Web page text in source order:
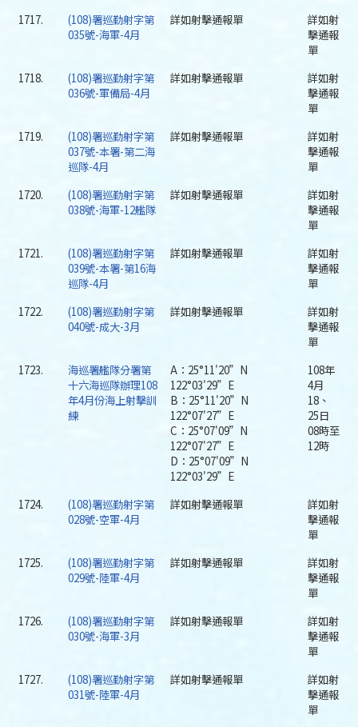
1717.
(108)署巡勤射字第
035號-海軍-4月
詳如射擊通報單
詳如射
擊通報
單
1718.
(108)署巡勤射字第
036號-軍備局-4月
詳如射擊通報單
詳如射
擊通報
單
1719.
(108)署巡勤射字第
037號-本署-第二海
巡隊-4月
詳如射擊通報單
詳如射
擊通報
單
1720.
(108)署巡勤射字第
038號-海軍-12艦隊
詳如射擊通報單
詳如射
擊通報
單
1721.
(108)署巡勤射字第
039號-本署-第16海
巡隊-4月
詳如射擊通報單
詳如射
擊通報
單
1722.
(108)署巡勤射字第
040號-成大-3月
詳如射擊通報單
詳如射
擊通報
單
1723.
海巡署艦隊分署第
十六海巡隊辦理108
年4月份海上射擊訓
練
A：25°11'20”N
122°03'29”E
B：25°11'20”N
122°07'27”E
C：25°07'09”N
122°07'27”E
D：25°07'09”N
122°03'29”E
108年
4月
18、
25日
08時至
12時
1724.
(108)署巡勤射字第
028號-空軍-4月
詳如射擊通報單
詳如射
擊通報
單
1725.
(108)署巡勤射字第
029號-陸軍-4月
詳如射擊通報單
詳如射
擊通報
單
1726.
(108)署巡勤射字第
030號-海軍-3月
詳如射擊通報單
詳如射
擊通報
單
1727.
(108)署巡勤射字第
031號-陸軍-4月
詳如射擊通報單
詳如射
擊通報
單